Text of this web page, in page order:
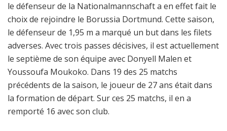
le défenseur de la Nationalmannschaft a en effet fait le
choix de rejoindre le Borussia Dortmund. Cette saison,
le défenseur de 1,95 m a marqué un but dans les filets
adverses. Avec trois passes décisives, il est actuellement
le septième de son équipe avec Donyell Malen et
Youssoufa Moukoko. Dans 19 des 25 matchs
précédents de la saison, le joueur de 27 ans était dans
la formation de départ. Sur ces 25 matchs, il en a
remporté 16 avec son club.